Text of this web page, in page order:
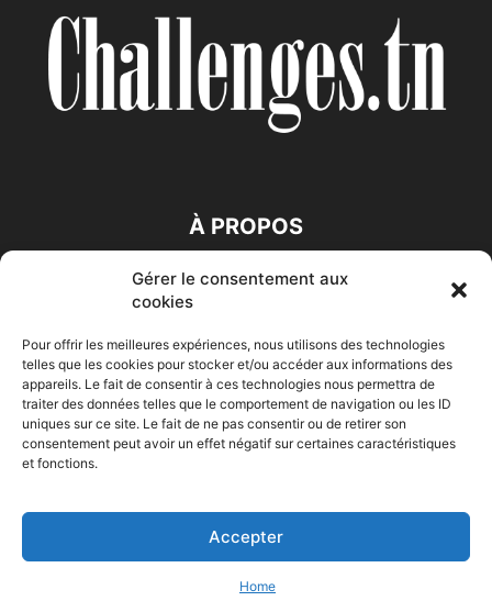
Gérer le consentement aux
cookies
Pour offrir les meilleures expériences, nous utilisons des technologies
telles que les cookies pour stocker et/ou accéder aux informations des
appareils. Le fait de consentir à ces technologies nous permettra de
traiter des données telles que le comportement de navigation ou les ID
uniques sur ce site. Le fait de ne pas consentir ou de retirer son
consentement peut avoir un effet négatif sur certaines caractéristiques
et fonctions.
Accepter
Home
À PROPOS
SUIVEZ NOUS
Accueil Economie Entreprises Entrepreneur Afrique
HIGH-TECH Auto-Moto
© Challenges.tn By AAKOM.DIGITAL